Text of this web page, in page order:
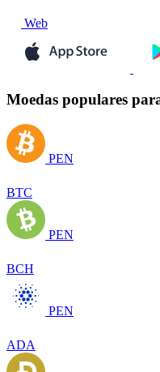
Web
Moedas populares
PEN
BTC
PEN
BCH
PEN
ADA